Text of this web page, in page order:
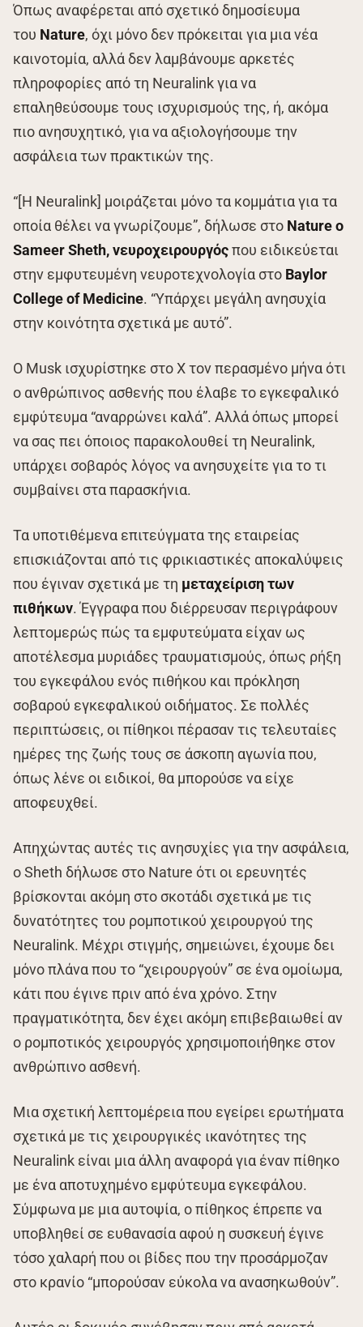
Όπως αναφέρεται από σχετικό δημοσίευμα
του Nature, όχι μόνο δεν πρόκειται για μια νέα
καινοτομία, αλλά δεν λαμβάνουμε αρκετές
πληροφορίες από τη Neuralink για να
επαληθεύσουμε τους ισχυρισμούς της, ή, ακόμα
πιο ανησυχητικό, για να αξιολογήσουμε την
ασφάλεια των πρακτικών της.
“[Η Neuralink] μοιράζεται μόνο τα κομμάτια για τα
οποία θέλει να γνωρίζουμε”, δήλωσε στο Nature ο
Sameer Sheth, νευροχειρουργόςπου ειδικεύεται
στην εμφυτευμένη νευροτεχνολογία στο Baylor
College of Medicine. “Υπάρχει μεγάλη ανησυχία
στην κοινότητα σχετικά με αυτό”.
Ο Musk ισχυρίστηκε στο X τον περασμένο μήνα ότι
ο ανθρώπινος ασθενής που έλαβε το εγκεφαλικό
εμφύτευμα “αναρρώνει καλά”. Αλλά όπως μπορεί
να σας πει όποιος παρακολουθεί τη Neuralink,
υπάρχει σοβαρός λόγος να ανησυχείτε για το τι
συμβαίνει στα παρασκήνια.
Τα υποτιθέμενα επιτεύγματα της εταιρείας
επισκιάζονται από τις φρικιαστικές αποκαλύψεις
που έγιναν σχετικά με τη μεταχείριση των
πιθήκων. Έγγραφα που διέρρευσαν περιγράφουν
λεπτομερώς πώς τα εμφυτεύματα είχαν ως
αποτέλεσμα μυριάδες τραυματισμούς, όπως ρήξη
του εγκεφάλου ενός πιθήκου και πρόκληση
σοβαρού εγκεφαλικού οιδήματος. Σε πολλές
περιπτώσεις, οι πίθηκοι πέρασαν τις τελευταίες
ημέρες της ζωής τους σε άσκοπη αγωνία που,
όπως λένε οι ειδικοί, θα μπορούσε να είχε
αποφευχθεί.
Απηχώντας αυτές τις ανησυχίες για την ασφάλεια,
ο Sheth δήλωσε στο Nature ότι οι ερευνητές
βρίσκονται ακόμη στο σκοτάδι σχετικά με τις
δυνατότητες του ρομποτικού χειρουργού της
Neuralink. Μέχρι στιγμής, σημειώνει, έχουμε δει
μόνο πλάνα που το “χειρουργούν” σε ένα ομοίωμα,
κάτι που έγινε πριν από ένα χρόνο. Στην
πραγματικότητα, δεν έχει ακόμη επιβεβαιωθεί αν
ο ρομποτικός χειρουργός χρησιμοποιήθηκε στον
ανθρώπινο ασθενή.
Μια σχετική λεπτομέρεια που εγείρει ερωτήματα
σχετικά με τις χειρουργικές ικανότητες της
Neuralink είναι μια άλλη αναφορά για έναν πίθηκο
με ένα αποτυχημένο εμφύτευμα εγκεφάλου.
Σύμφωνα με μια αυτοψία, ο πίθηκος έπρεπε να
υποβληθεί σε ευθανασία αφού η συσκευή έγινε
τόσο χαλαρή που οι βίδες που την προσάρμοζαν
στο κρανίο “μπορούσαν εύκολα να ανασηκωθούν”.